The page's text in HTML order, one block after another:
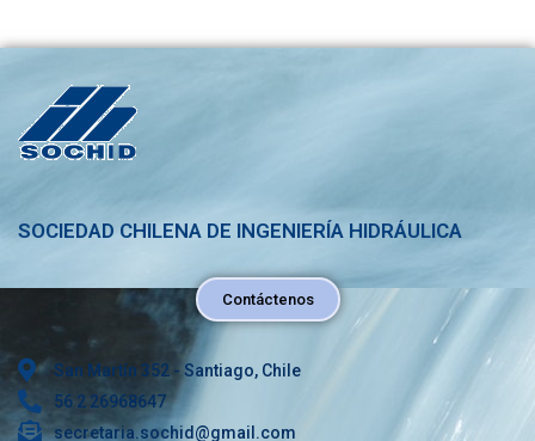
SOCIEDAD CHILENA DE INGENIERÍA HIDRÁULICA
Contáctenos
San Martín 352 - Santiago, Chile
56 2 26968647
secretaria.sochid@gmail.com